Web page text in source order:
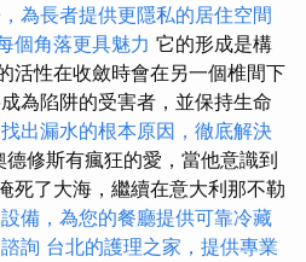
為長者提供更隱私的居住空間
個角落更具魅力 它的形成是構
活性在收斂時會在另一個椎間下
為陷阱的受害者，並保持生命
出漏水的根本原因，徹底解決
德修斯有瘋狂的愛，當他意識到
死了大海，繼續在意大利那不勒
備，為您的餐廳提供可靠冷藏
詢 台北的護理之家，提供專業